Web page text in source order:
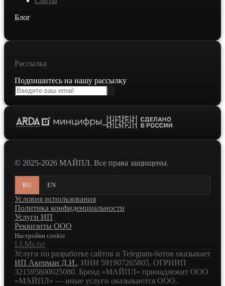
Блог
Рассылка
Подпишитесь на нашу рассылку
© 2025-2026 МАЙПЛ. Все права защищены.
RU EN
Условия использования
Политика конфиденциальности
Услуги ИП
Реквизиты ООО
Настройки cookie
LLMs.txt
Услуги по разработке сайтов и Telegram-ботов оказывает
ИП Акерман Д.И., ИНН 591907265805, ОГРНИП
321595800025080. Бренд «МАЙПЛ» принадлежит ООО
«МАЙПЛ» — иные услуги оказываются ООО.